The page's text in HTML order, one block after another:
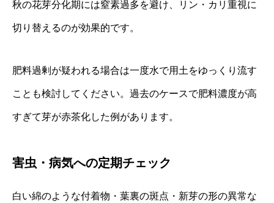
秋の花芽分化期には窒素過多を避け、リン・カリ重視に
切り替えるのが効果的です。
肥料過剰が疑われる場合は一度水で用土をゆっくり流す
ことも検討してください。過去のケースで肥料濃度が高
すぎて芽が赤茶化した例があります。
害虫・病気への定期チェック
白い綿のような付着物・葉裏の斑点・新芽の形の異常な